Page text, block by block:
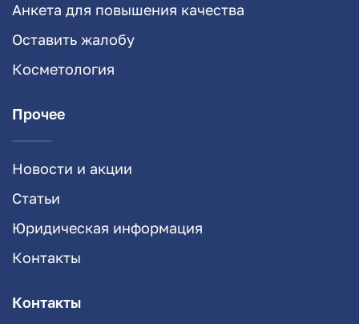
Анкета для повышения качества
Оставить жалобу
Косметология
Прочее
Новости и акции
Статьи
Юридическая информация
Контакты
Контакты